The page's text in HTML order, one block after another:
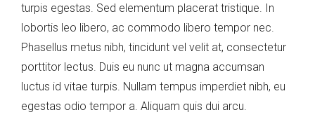
turpis egestas. Sed elementum placerat tristique. In
lobortis leo libero, ac commodo libero tempor nec.
Phasellus metus nibh, tincidunt vel velit at, consectetur
porttitor lectus. Duis eu nunc ut magna accumsan
luctus id vitae turpis. Nullam tempus imperdiet nibh, eu
egestas odio tempor a. Aliquam quis dui arcu.